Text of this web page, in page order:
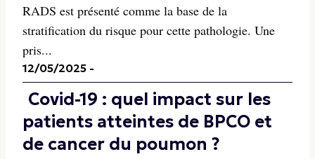
RADS est présenté comme la base de la
stratification du risque pour cette pathologie. Une
pris...
12/05/2025 -
Covid-19 : quel impact sur les
patients atteintes de BPCO et
de cancer du poumon ?